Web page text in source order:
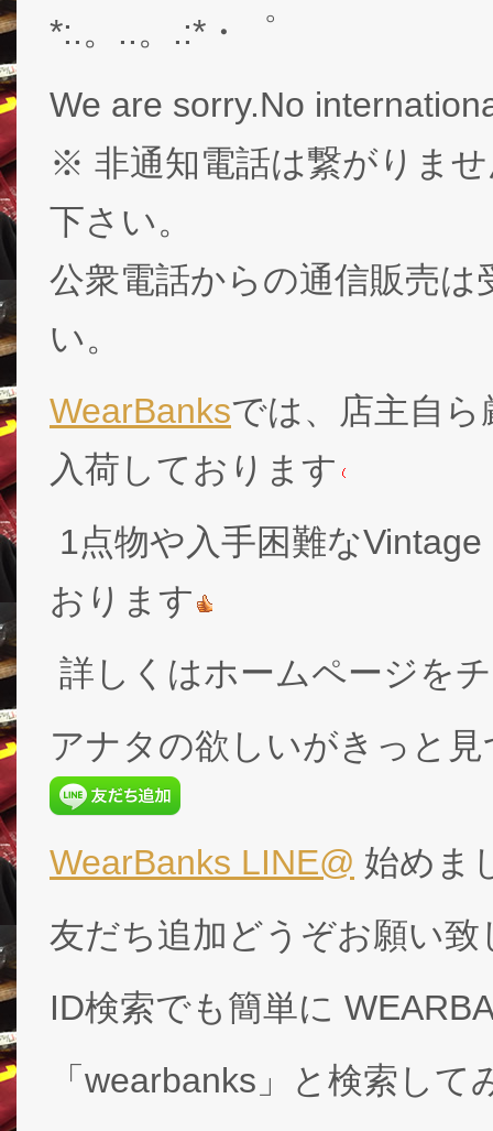
*:.。..。.:*・゜
We are sorry.No
※ 非通知電話は繋がりま
下さい。
公衆電話からの通信販売
い。
WearBanksでは、店主自
入荷しております
1点物や入手困難な
おります
詳しくはホームページを
アナタの欲しいがきっと
WearBanks LINE@ 始めま
友だち追加どうぞお願い致
ID検索でも簡単に
「wearbanks」と検索して